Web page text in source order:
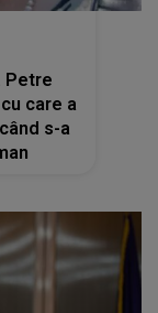
Petre
care a
s-a